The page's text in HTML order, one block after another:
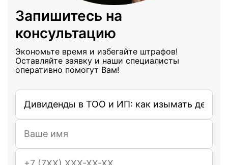
Запишитесь на
консультацию
Экономьте время и избегайте штрафов!
Оставляйте заявку и наши специалисты
оперативно помогут Вам!